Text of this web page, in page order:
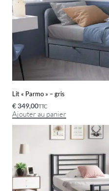
Lit « Parmo » – gris
€349,00TTC
Ajouter au panier